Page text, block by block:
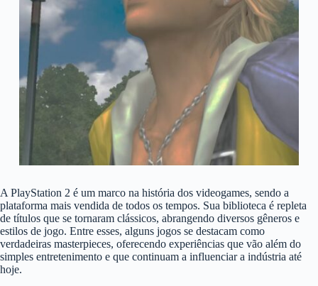
A PlayStation 2 é um marco na história dos videogames, sendo a
plataforma mais vendida de todos os tempos. Sua biblioteca é repleta
de títulos que se tornaram clássicos, abrangendo diversos gêneros e
estilos de jogo. Entre esses, alguns jogos se destacam como
verdadeiras masterpieces, oferecendo experiências que vão além do
simples entretenimento e que continuam a influenciar a indústria até
hoje.